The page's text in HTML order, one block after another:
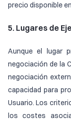
precio disponible
5. Lugares de
Aunque el lugar
negociación de la
negociación
capacidad para
Usuario. Los
los costes